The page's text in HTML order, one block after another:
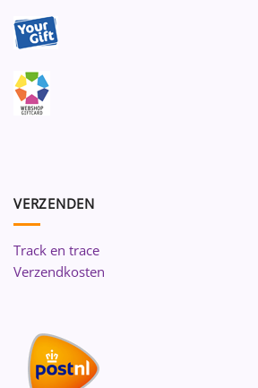
VERZENDEN
Track en trace
Verzendkosten